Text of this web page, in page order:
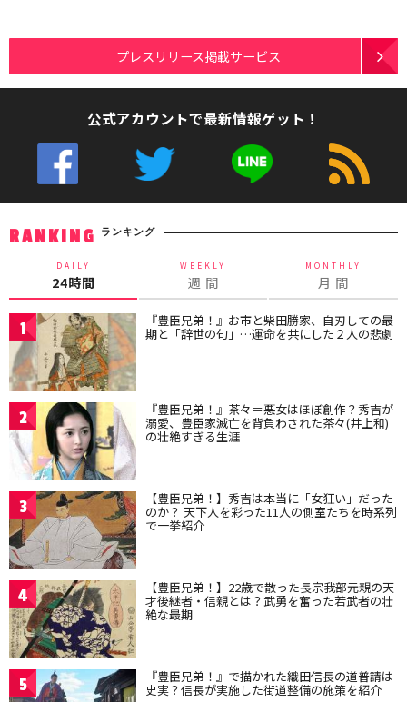
プレスリリース掲載サービス
公式アカウントで最新情報ゲット！
RANKING ランキング
DAILY
24時間
WEEKLY
週 間
MONTHLY
月 間
1 『豊臣兄弟！』お市と柴田勝家、自刃しての最
期と「辞世の句」…運命を共にした２人の悲劇
2 『豊臣兄弟！』茶々＝悪女はほぼ創作？秀吉が
溺愛、豊臣家滅亡を背負わされた茶々(井上和)
の壮絶すぎる生涯
3 【豊臣兄弟！】秀吉は本当に「女狂い」だった
のか？ 天下人を彩った11人の側室たちを時系列
で一挙紹介
4 【豊臣兄弟！】22歳で散った長宗我部元親の天
才後継者・信親とは？武勇を奮った若武者の壮
絶な最期
5 『豊臣兄弟！』で描かれた織田信長の道普請は
史実？信長が実施した街道整備の施策を紹介